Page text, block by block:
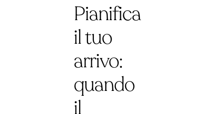
Pianifica
il tuo
arrivo:
quando
il